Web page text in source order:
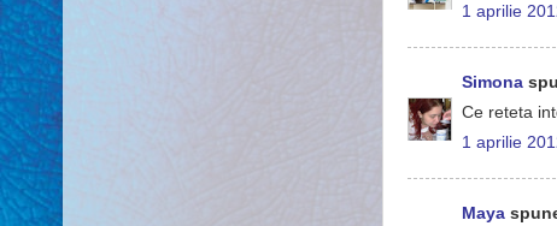
1 aprilie
Simona
Ce reteta
1 aprilie
Maya